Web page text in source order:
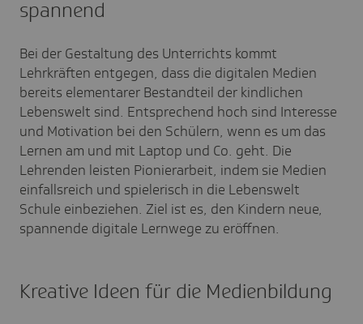
spannend
Bei der Gestaltung des Unterrichts kommt
Lehrkräften entgegen, dass die digitalen Medien
bereits elementarer Bestandteil der kindlichen
Lebenswelt sind. Entsprechend hoch sind Interesse
und Motivation bei den Schülern, wenn es um das
Lernen am und mit Laptop und Co. geht. Die
Lehrenden leisten Pionierarbeit, indem sie Medien
einfallsreich und spielerisch in die Lebenswelt
Schule einbeziehen. Ziel ist es, den Kindern neue,
spannende digitale Lernwege zu eröffnen.
Kreative Ideen für die Medienbildung